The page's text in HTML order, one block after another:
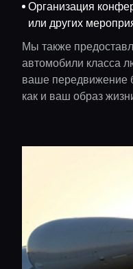
Организация
или других
Мы также
автомобили класса
ваше передвижение
как и ваш образ